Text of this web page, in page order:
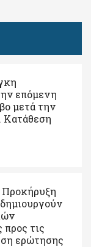
επόμενη
μετά την
Kατάθεση
Προκήρυξη
προς τις
ερώτησης